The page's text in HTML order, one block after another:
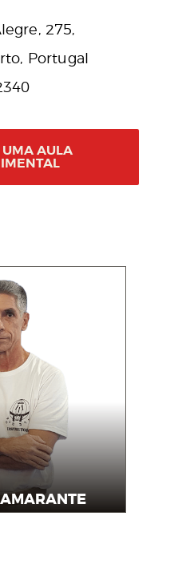
275,
Portugal
AULA